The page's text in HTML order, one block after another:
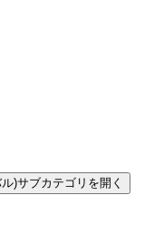
)サブカテゴリを開く